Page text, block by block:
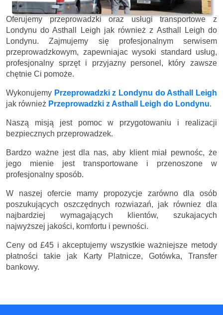
Oferujemy przeprowadzki oraz usługi transportowe z
Londynu do Asthall Leigh jak również z Asthall Leigh do
Londynu. Zajmujemy się profesjonalnym serwisem
przeprowadzkowym, zapewniajac wysoki standard usług,
profesjonalny sprzęt i przyjazny personel, który zawsze
chętnie Ci pomoże.
Wykonujemy Przeprowadzki z Londynu do Asthall Leigh
jak również Przeprowadzki z Asthall Leigh do Londynu.
Naszą misją jest pomoc w przygotowaniu i realizacji
bezpiecznych przeprowadzek.
Bardzo ważne jest dla nas, aby klient miał pewnośc, że
jego mienie jest transportowane i przenoszone w
profesjonalny sposób.
W naszej ofercie mamy propozycje zarówno dla osób
poszukujących oszczędnych rozwiazań, jak równiez dla
najbardziej wymagających klientów, szukajacych
najwyższej jakości, komfortu i pewności.
Ceny od £45 i akceptujemy wszystkie ważniejsze metody
płatności takie jak Karty Platnicze, Gotówka, Transfer
bankowy.